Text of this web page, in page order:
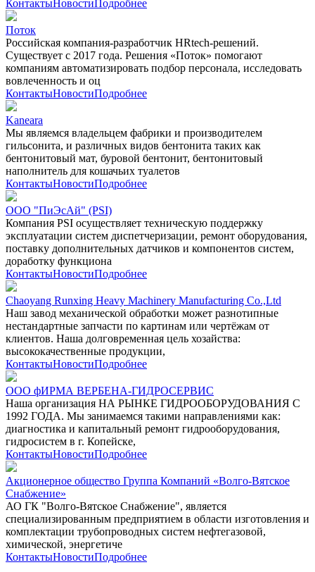
КонтактыНовостиПодробнее
Поток
Российская компания-разработчик HRtech-решений.
Существует с 2017 года. Решения «Поток» помогают
компаниям автоматизировать подбор персонала, исследовать
вовлеченность и оц
КонтактыНовостиПодробнее
Kaneara
Мы являемся владельцем фабрики и производителем
гильсонита, и различных видов бентонита таких как
бентонитовый мат, буровой бентонит, бентонитовый
наполнитель для кошачьих туалетов
КонтактыНовостиПодробнее
ООО "ПиЭсАй" (PSI)
Компания PSI осуществляет техническую поддержку
эксплуатации систем диспетчеризации, ремонт оборудования,
поставку дополнительных датчиков и компонентов систем,
доработку функциона
КонтактыНовостиПодробнее
Chaoyang Runxing Heavy Machinery Manufacturing Co.,Ltd
Наш завод механической обработки может разнотипные
нестандартные запчасти по картинам или чертёжам от
клиентов. Наша долговременная цель хозайства:
высококачественные продукции,
КонтактыНовостиПодробнее
ООО фИРМА ВЕРБЕНА-ГИДРОСЕРВИС
Наша организация НА РЫНКЕ ГИДРООБОРУДОВАНИЯ С
1992 ГОДА. Мы занимаемся такими направлениями как:
диагностика и капитальный ремонт гидрооборудования,
гидросистем в г. Копейске,
КонтактыНовостиПодробнее
Акционерное общество Группа Компаний «Волго-Вятское
Снабжение»
АО ГК "Волго-Вятское Снабжение", является
специализированным предприятием в области изготовления и
комплектации трубопроводных систем нефтегазовой,
химической, энергетиче
КонтактыНовостиПодробнее